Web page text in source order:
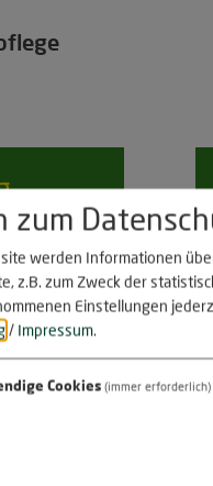
ge
für Vermieter
zum
werden Informationen
z.B. zum Zweck der
Einstellungen
/ Impressum.
Cookies (immer erforderlich)